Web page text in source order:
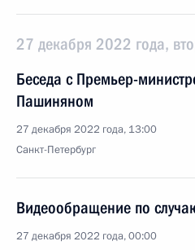
27 декабря 2022 года,
Беседа с Премьер-
Пашиняном
27 декабря 2022 года, 13:00
Санкт-Петербург
Видеообращение по
27 декабря 2022 года, 00:00